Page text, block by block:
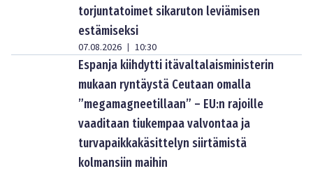
torjuntatoimet sikaruton leviämisen
estämiseksi
07.08.2026 | 10:30
Espanja kiihdytti itävaltalaisministerin
mukaan ryntäystä Ceutaan omalla
”megamagneetillaan” – EU:n rajoille
vaaditaan tiukempaa valvontaa ja
turvapaikkakäsittelyn siirtämistä
kolmansiin maihin